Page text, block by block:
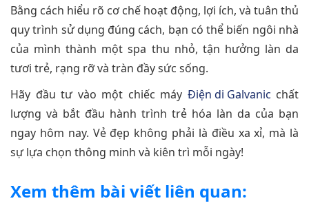
Bằng cách hiểu rõ cơ chế hoạt động, lợi ích, và tuân thủ
quy trình sử dụng đúng cách, bạn có thể biến ngôi nhà
của mình thành một spa thu nhỏ, tận hưởng làn da
tươi trẻ, rạng rỡ và tràn đầy sức sống.
Hãy đầu tư vào một chiếc máy Điện di Galvanic chất
lượng và bắt đầu hành trình trẻ hóa làn da của bạn
ngay hôm nay. Vẻ đẹp không phải là điều xa xỉ, mà là
sự lựa chọn thông minh và kiên trì mỗi ngày!
Xem thêm bài viết liên quan: